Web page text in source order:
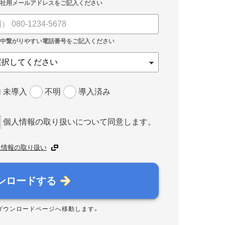
未導入 不明 導入済み
個人情報の取り扱いについて同意します。
報の取り扱い
ロードする
ウンロードページへ移動します。